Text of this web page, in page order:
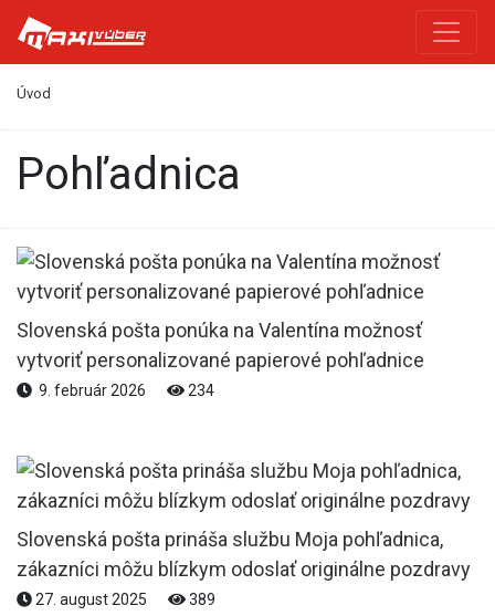
Úvod
pohľadnica
Slovenská pošta ponúka na Valentína možnosť
vytvoriť personalizované papierové pohľadnice
9. február 2026 234
Slovenská pošta prináša službu Moja pohľadnica,
zákazníci môžu blízkym odoslať originálne pozdravy
27. august 2025 389